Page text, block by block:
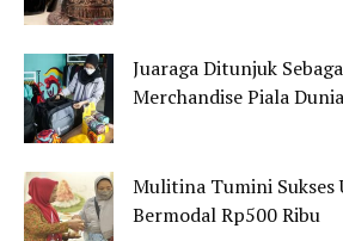
Juaraga Ditunjuk
Merchandise Piala
Mulitina Tumini Sukses
Bermodal Rp500 Ribu